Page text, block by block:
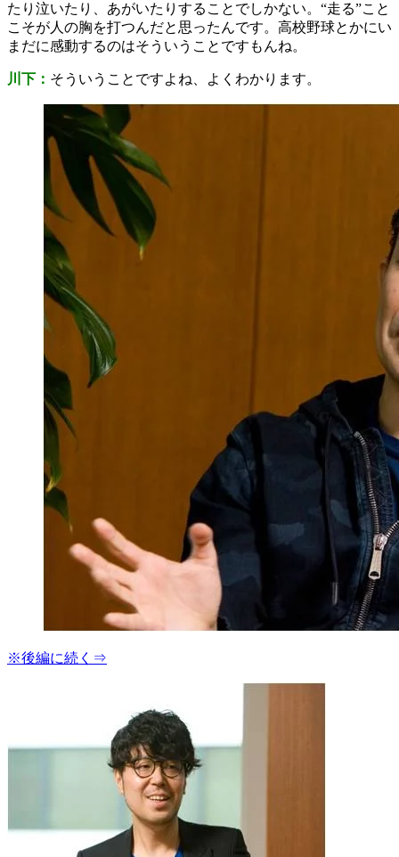
たり泣いたり、あがいたりすることでしかない。“走る”こと
こそが人の胸を打つんだと思ったんです。高校野球とかにい
まだに感動するのはそういうことですもんね。
川下： そういうことですよね、よくわかります。
※後編に続く⇒